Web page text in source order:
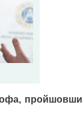
пройшовши